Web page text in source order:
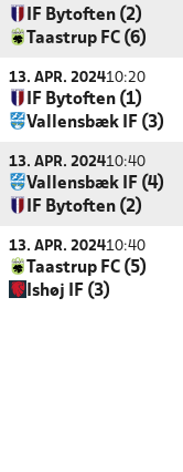
IF Bytoften (2)
Taastrup FC (6)
13. APR. 202410:20
IF Bytoften (1)
Vallensbæk IF (3)
13. APR. 202410:40
Vallensbæk IF (4)
IF Bytoften (2)
13. APR. 202410:40
Taastrup FC (5)
Ishøj IF (3)